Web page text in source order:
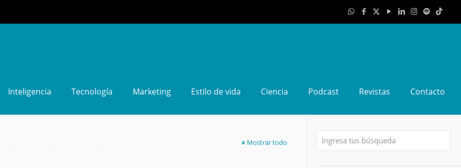
Inteligencia Tecnología Marketing Estilo de vida Ciencia Podcast Revistas Contacto
Mostrar todo